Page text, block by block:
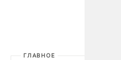
ГЛАВНОЕ